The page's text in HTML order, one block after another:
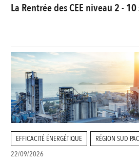
La Rentrée des CEE niveau 2 -
EFFICACITÉ ÉNERGÉTIQUE
RÉGION SUD
22/09/2026